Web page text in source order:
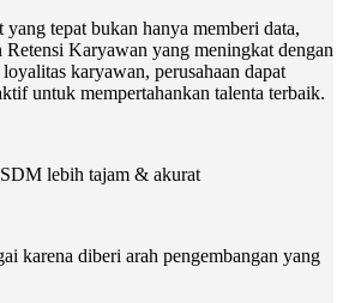
yang tepat bukan hanya memberi data,
Retensi Karyawan yang meningkat dengan
karyawan, perusahaan dapat
untuk mempertahankan talenta terbaik.
lebih tajam & akurat
karena diberi arah pengembangan yang